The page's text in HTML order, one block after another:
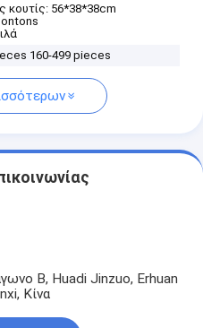
κουτίς: 56*38*38cm
160-499 pieces
Β, Huadi Jinzuo, Erhuan
Κίνα